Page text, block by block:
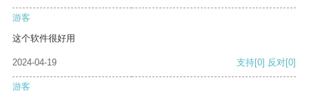
游客
这个软件很好用
2024-04-19 支持[0] 反对[0]
游客